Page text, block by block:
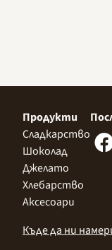
Продукти
Сладкарство
Шоколад
Джелато
Хлебарство
Аксесоари
Къде да ни